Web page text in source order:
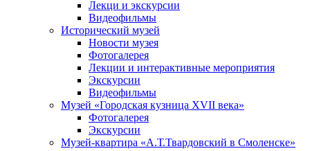
Лекци и экскурсии
Видеофильмы
Исторический музей
Новости музея
Фотогалерея
Лекции и интерактивные мероприятия
Экскурсии
Видеофильмы
Музей «Городская кузница XVII века»
Фотогалерея
Экскурсии
Музей-квартира «А.Т.Твардовский в Смоленске»